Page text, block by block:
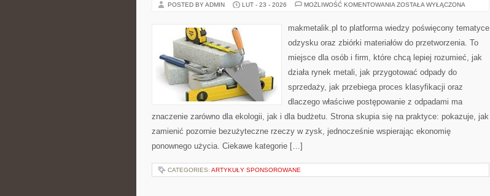
POSTED BY ADMIN LUT - 23 - 2026 MOŻLIWOŚĆ KOMENTOWANIA MAKMETALIK
ZOSTAŁA WYŁĄCZONA
makmetalik.pl to platforma wiedzy poświęcony tematyce
odzysku oraz zbiórki materiałów do przetworzenia. To
miejsce dla osób i firm, które chcą lepiej rozumieć, jak
działa rynek metali, jak przygotować odpady do
sprzedaży, jak przebiega proces klasyfikacji oraz
dlaczego właściwe postępowanie z odpadami ma
znaczenie zarówno dla ekologii, jak i dla budżetu. Strona skupia się na praktyce: pokazuje, jak
zamienić pozornie bezużyteczne rzeczy w zysk, jednocześnie wspierając ekonomię
ponownego użycia. Ciekawe kategorie […]
CATEGORIES: ARTYKUŁY SPONSOROWANE